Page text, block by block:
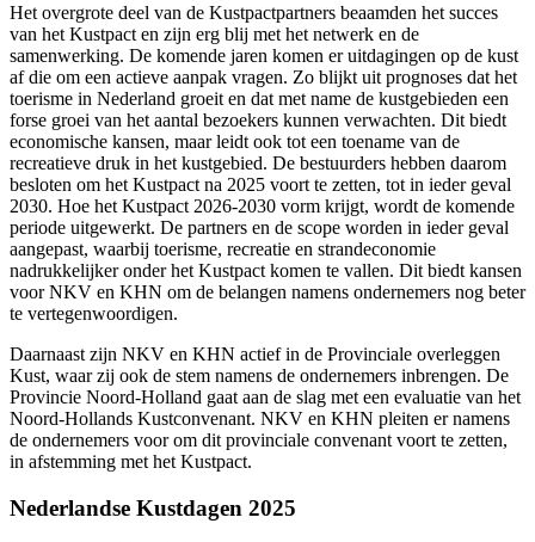
Het overgrote deel van de Kustpactpartners beaamden het succes
van het Kustpact en zijn erg blij met het netwerk en de
samenwerking. De komende jaren komen er uitdagingen op de kust
af die om een actieve aanpak vragen. Zo blijkt uit prognoses dat het
toerisme in Nederland groeit en dat met name de kustgebieden een
forse groei van het aantal bezoekers kunnen verwachten. Dit biedt
economische kansen, maar leidt ook tot een toename van de
recreatieve druk in het kustgebied. De bestuurders hebben daarom
besloten om het Kustpact na 2025 voort te zetten, tot in ieder geval
2030. Hoe het Kustpact 2026-2030 vorm krijgt, wordt de komende
periode uitgewerkt. De partners en de scope worden in ieder geval
aangepast, waarbij toerisme, recreatie en strandeconomie
nadrukkelijker onder het Kustpact komen te vallen. Dit biedt kansen
voor NKV en KHN om de belangen namens ondernemers nog beter
te vertegenwoordigen.
Daarnaast zijn NKV en KHN actief in de Provinciale overleggen
Kust, waar zij ook de stem namens de ondernemers inbrengen. De
Provincie Noord-Holland gaat aan de slag met een evaluatie van het
Noord-Hollands Kustconvenant. NKV en KHN pleiten er namens
de ondernemers voor om dit provinciale convenant voort te zetten,
in afstemming met het Kustpact.
Nederlandse Kustdagen 2025